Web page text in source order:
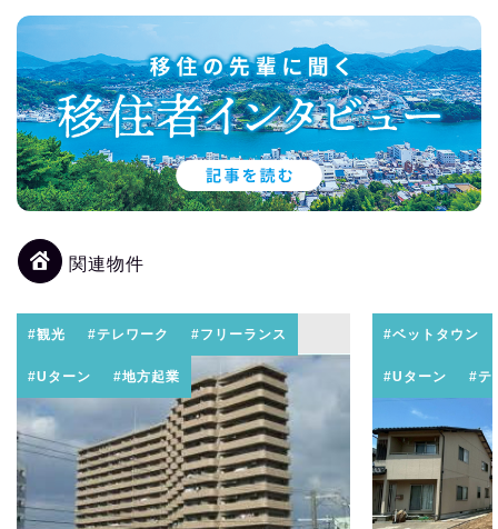
関連物件
#観光 #テレワーク #フリーランス
#Uターン #地方起業
#ベットタウン
#Uターン #テ